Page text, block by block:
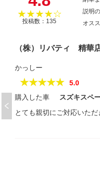
★★★★☆
投稿数：135
説明
オス
（株）リバティ 精華
かっしー
★★★★★
5.0
購入した車
スズキスペ
とても親切にご対応いただ